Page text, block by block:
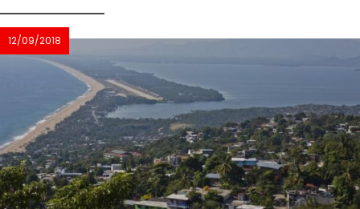
12/09/2018